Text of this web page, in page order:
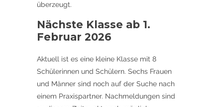
überzeugt.
Nächste Klasse ab 1.
Februar 2026
Aktuell ist es eine kleine Klasse mit 8
Schülerinnen und Schülern. Sechs Frauen
und Männer sind noch auf der Suche nach
einem Praxispartner. Nachmeldungen sind